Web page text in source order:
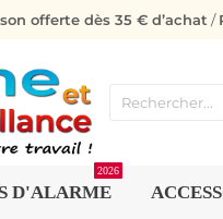
offerte dès 35 € d’achat /
D'ALARME
2026